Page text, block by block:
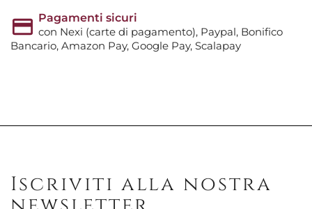
Pagamenti sicuri
con Nexi (carte di pagamento), Paypal, Bonifico
Bancario, Amazon Pay, Google Pay, Scalapay
Iscriviti alla nostra